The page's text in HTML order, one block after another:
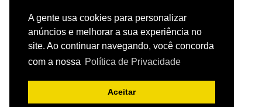
A gente usa cookies para personalizar
anúncios e melhorar a sua experiência no
site. Ao continuar navegando, você concorda
com a nossa Política de Privacidade
Aceitar